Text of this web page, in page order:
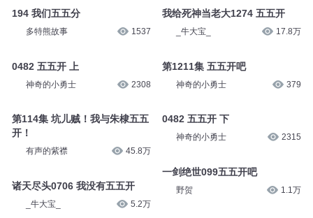
194 我们五五分
多特熊故事 1537
0482 五五开 上
神奇的小勇士 2308
第114集 坑儿贼！我与朱棣五五
开！
有声的紫襟 45.8万
诸天尽头0706 我没有五五开
_牛大宝_ 5.2万
我给死神当老大1274 五五开
_牛大宝_ 17.8万
第1211集 五五开吧
神奇的小勇士 379
0482 五五开 下
神奇的小勇士 2315
一剑绝世099五五开吧
野贺 1.1万